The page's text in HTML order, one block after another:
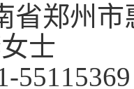
省郑州
士
55115369